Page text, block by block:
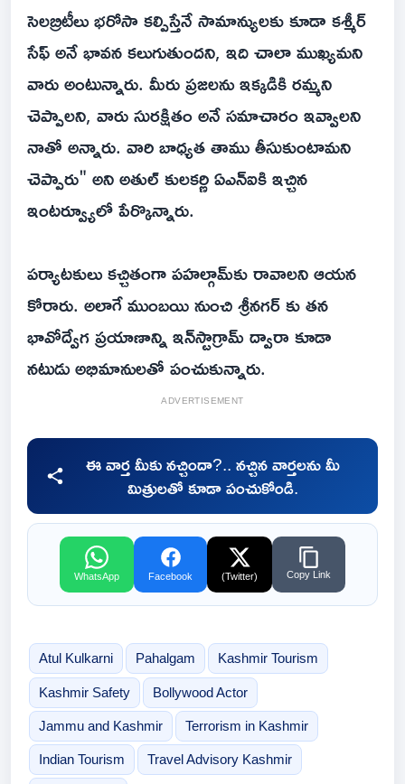
సెల‌బ్రిటీలు భ‌రోసా క‌ల్పిస్తేనే సామాన్యుల‌కు కూడా కశ్మీర్
సేఫ్ అనే భావ‌న క‌లుగుతుందని, ఇది చాలా ముఖ్యమ‌ని
వారు అంటున్నారు. మీరు ప్రజలను ఇక్కడికి రమ్మని
చెప్పాల‌ని, వారు సురక్షితం అనే స‌మాచారం ఇవ్వాల‌ని
నాతో అన్నారు. వారి బాధ్యత తాము తీసుకుంటామ‌ని
చెప్పారు" అని అతుల్ కుల‌క‌ర్ణి ఏఎన్ఐకి ఇచ్చిన
ఇంట‌ర్వ్యూలో పేర్కొన్నారు.
ప‌ర్యాట‌కులు క‌చ్చితంగా ప‌హ‌ల్గామ్‌కు రావాల‌ని ఆయ‌న
కోరారు. అలాగే ముంబ‌యి నుంచి శ్రీనగర్ కు త‌న‌
భావోద్వేగ ప్రయాణాన్ని ఇన్‌స్టాగ్రామ్ ద్వారా కూడా
న‌టుడు అభిమానుల‌తో పంచుకున్నారు.
ADVERTISEMENT
ఈ వార్త మీకు నచ్చిందా?.. నచ్చిన వార్తలను మీ
మిత్రులతో కూడా పంచుకోండి.
WhatsApp Facebook (Twitter) Copy Link
Atul Kulkarni Pahalgam Kashmir Tourism
Kashmir Safety Bollywood Actor
Jammu and Kashmir Terrorism in Kashmir
Indian Tourism Travel Advisory Kashmir